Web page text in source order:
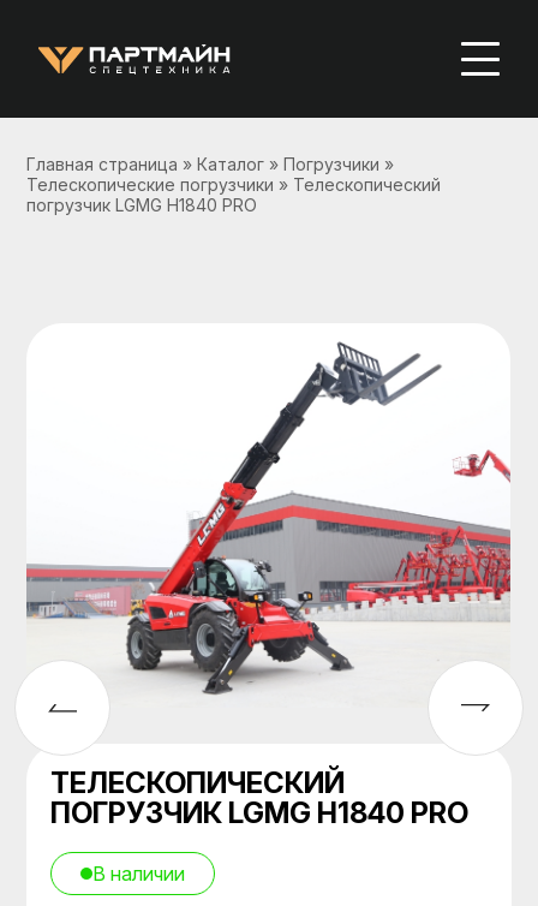
Главная страница »Каталог »Погрузчики »
Телескопические погрузчики » Телескопический
погрузчик LGMG H1840 PRO
ТЕЛЕСКОПИЧЕСКИЙ
ПОГРУЗЧИК LGMG H1840 PRO
В наличии